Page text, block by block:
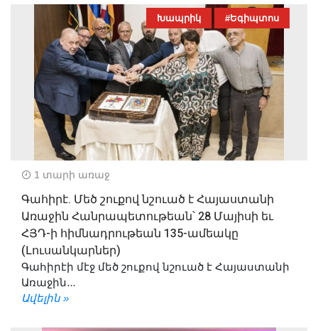
Խապրիկ #Եգիպտոս
1 տարի առաջ
Գահիրէ. Մեծ շուքով նշուած է Հայաստանի
Առաջին Հանրապետութեան՝ 28 Մայիսի եւ
ՀՅԴ-ի հիմնադրութեան 135-ամեակը
(Լուսանկարներ)
Գահիրէի մէջ մեծ շուքով նշուած է Հայաստանի
Առաջին...
Ավելին »